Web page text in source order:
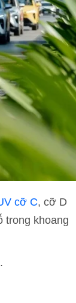
cỡ C, cỡ D
trong khoang